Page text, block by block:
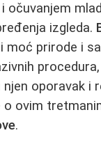
očuvanjem
izgleda.
prirode i
procedura,
oporavak i
ovim
.